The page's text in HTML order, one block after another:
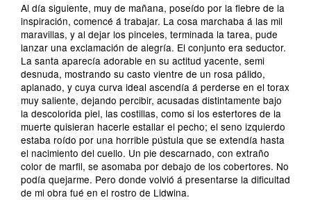
Al día siguiente, muy de mañana, poseído por la fiebre de la
inspiración, comencé á trabajar. La cosa marchaba á las mil
maravillas, y al dejar los pinceles, terminada la tarea, pude
lanzar una exclamación de alegría. El conjunto era seductor.
La santa aparecía adorable en su actitud yacente, semi
desnuda, mostrando su casto vientre de un rosa pálido,
aplanado, y cuya curva ideal ascendía á perderse en el torax
muy saliente, dejando percibir, acusadas distintamente bajo
la descolorida piel, las costillas, como si los estertores de la
muerte quisieran hacerle estallar el pecho; el seno izquierdo
estaba roído por una horrible pústula que se extendía hasta
el nacimiento del cuello. Un pie descarnado, con extraño
color de marfil, se asomaba por debajo de los cobertores. No
podía quejarme. Pero donde volvió á presentarse la dificultad
de mi obra fué en el rostro de Lidwina.